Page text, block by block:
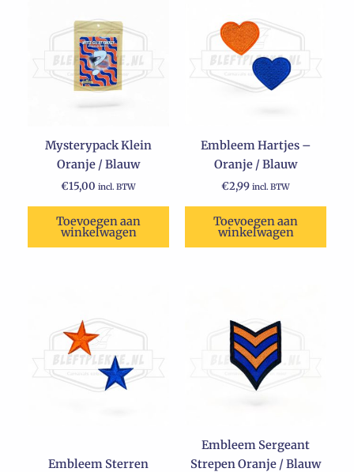
Mysterypack Klein
Oranje / Blauw
€15,00 incl. BTW
Toevoegen aan
winkelwagen
Embleem Hartjes –
Oranje / Blauw
€2,99 incl. BTW
Toevoegen aan
winkelwagen
Embleem Sterren
Embleem Sergeant
Strepen Oranje / Blauw